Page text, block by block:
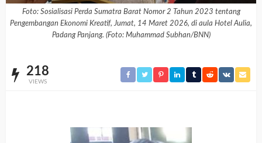
Foto: Sosialisasi Perda Sumatra Barat Nomor 2 Tahun 2023 tentang
Pengembangan Ekonomi Kreatif, Jumat, 14 Maret 2026, di aula Hotel Aulia,
Padang Panjang. (Foto: Muhammad Subhan/BNN)
218
VIEWS